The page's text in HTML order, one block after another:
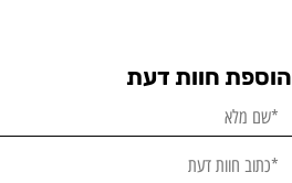
הוספת חוות דעת